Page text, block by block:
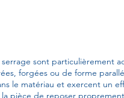
sont particulièrement
forgées ou de forme
le matériau et exercent un
pièce de reposer